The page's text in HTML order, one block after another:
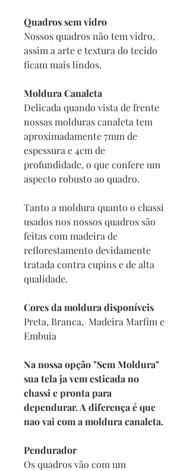
Quadros sem vidro
Nossos quadros não tem vidro,
assim a arte e textura do tecido
ficam mais lindos.
Moldura Canaleta
Delicada quando vista de frente
nossas molduras canaleta tem
aproximadamente 7mm de
espessura e 4cm de
profundidade, o que confere um
aspecto robusto ao quadro.
Tanto a moldura quanto o chassi
usados nos nossos quadros são
feitas com madeira de
reflorestamento devidamente
tratada contra cupins e de alta
qualidade.
Cores da moldura disponíveis
Preta, Branca, Madeira Marfim e
Embuia
Na nossa opção "Sem Moldura"
sua tela ja vem esticada no
chassi e pronta para
dependurar. A diferença é que
nao vai com a moldura canaleta.
Pendurador
Os quadros vão com um